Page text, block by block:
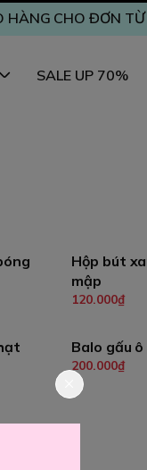
HÀNG CHO ĐƠN
SALE UP 70%
Hộp bút
mập
120.000₫
Balo gấu
200.000₫